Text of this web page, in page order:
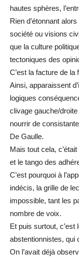
hautes sphères,
Rien d’étonnant
société ou visions
que la culture
tectoniques des
C’est la facture de la
Ainsi, apparaissent
logiques
clivage gauche/
nourrir de
De Gaulle.
Mais tout cela,
et le tango des
C’est pourquoi à
indécis, la grille de
impossible, tant les
nombre de voix.
Et puis surtout,
abstentionnistes, qui
On l’avait déjà